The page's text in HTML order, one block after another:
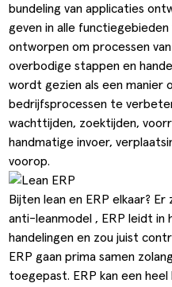
Webinars & Events
Downloads
Business Central
SucceedIT
aanpak
klanten
team
bij SucceedIT
partners
doelen
bundeling van applicaties
geven in alle functiegebieden
ontworpen om processen
overbodige stappen en
wordt gezien als een manier
bedrijfsprocessen te
wachttijden, zoektijden,
handmatige invoer,
voorop.
Bijten lean en ERP elkaar?
anti-leanmodel , ERP leidt
handelingen en zou juist
ERP gaan prima samen
toegepast. ERP kan een